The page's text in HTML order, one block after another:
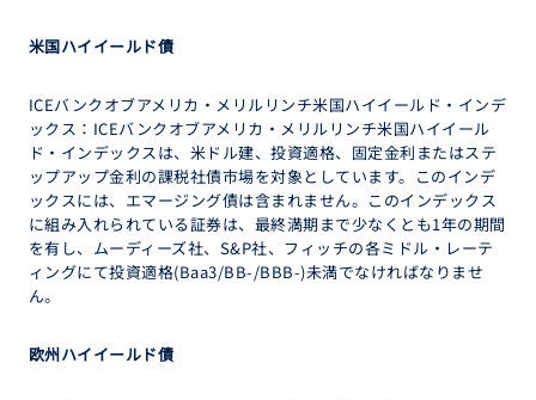
米国ハイイールド債
ICEバンクオブアメリカ・メリルリンチ米国ハイイールド・インデ
ックス：ICEバンクオブアメリカ・メリルリンチ米国ハイイール
ド・インデックスは、米ドル建、投資適格、固定金利またはステ
ップアップ金利の課税社債市場を対象としています。このインデ
ックスには、エマージング債は含まれません。このインデックス
に組み入れられている証券は、最終満期まで少なくとも1年の期間
を有し、ムーディーズ社、S&P社、フィッチの各ミドル・レーテ
ィングにて投資適格(Baa3/BB-/BBB-)未満でなければなりませ
ん。
欧州ハイイールド債